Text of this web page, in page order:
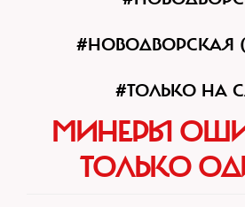
#НОВОДВОРСКАЯ
#ТОЛЬКО НА
МИНЕРЫ
ТОЛЬКО